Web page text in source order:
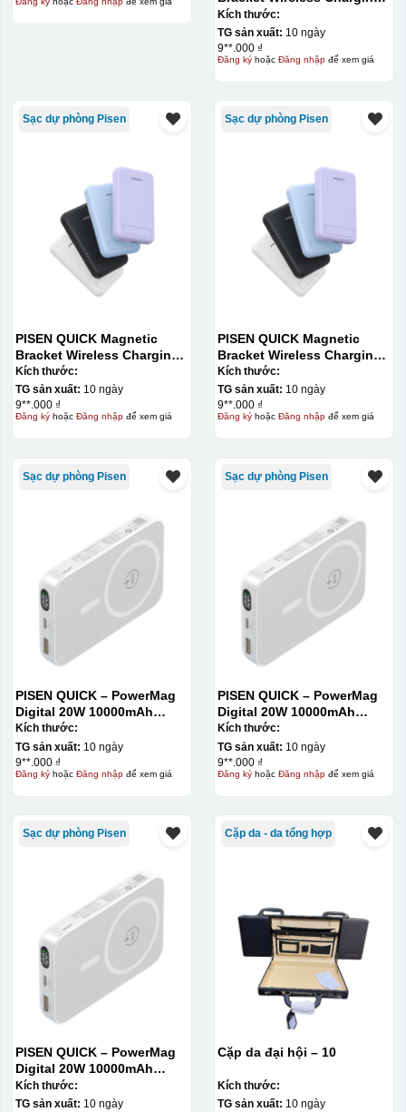
Power Bank PD296C-1
10000 (20W) (LS-
DY240/Purple) Carton – CN
Kích thước:
TG sản xuất: 10 ngày
9**.000 ₫
Đăng kýhoặc Đăng nhậpđể xem giá
Sạc dự phòng Pisen
PISEN QUICK Magnetic
Bracket Wireless Charging
Power Bank PD296C-1
10000 (20W) (LS-
DY240/Purple) Carton – CN
Kích thước:
TG sản xuất: 10 ngày
9**.000 ₫
Đăng kýhoặc Đăng nhậpđể xem giá
Sạc dự phòng Pisen
PISEN QUICK Magnetic
Bracket Wireless Charging
Power Bank PD296C-1
10000 (20W) (LS-
DY240/Purple) Carton – CN
Kích thước:
TG sản xuất: 10 ngày
9**.000 ₫
Đăng kýhoặc Đăng nhậpđể xem giá
Sạc dự phòng Pisen
PISEN QUICK – PowerMag
Digital 20W 10000mAh
Power bank. White: 200pcs;
Blue: 200pcs
Kích thước:
TG sản xuất: 10 ngày
9**.000 ₫
Đăng kýhoặc Đăng nhậpđể xem giá
Sạc dự phòng Pisen
PISEN QUICK – PowerMag
Digital 20W 10000mAh
Power bank. White: 200pcs;
Blue: 200pcs
Kích thước:
TG sản xuất: 10 ngày
9**.000 ₫
Đăng kýhoặc Đăng nhậpđể xem giá
Sạc dự phòng Pisen
PISEN QUICK – PowerMag
Digital 20W 10000mAh
Power bank. White: 200pcs;
Blue: 200pcs
Kích thước:
TG sản xuất: 10 ngày
Cặp da - da tổng hợp
Cặp da đại hội – 10
Kích thước:
TG sản xuất: 10 ngày